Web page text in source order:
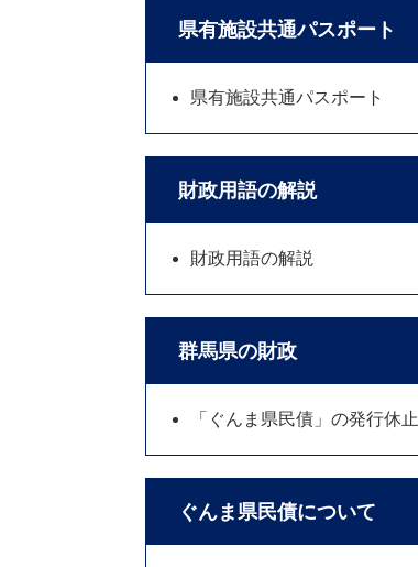
県有施設共通パスポート
県有施設共通パスポート
財政用語の解説
財政用語の解説
群馬県の財政
「ぐんま県民債」の発行休止
ぐんま県民債について